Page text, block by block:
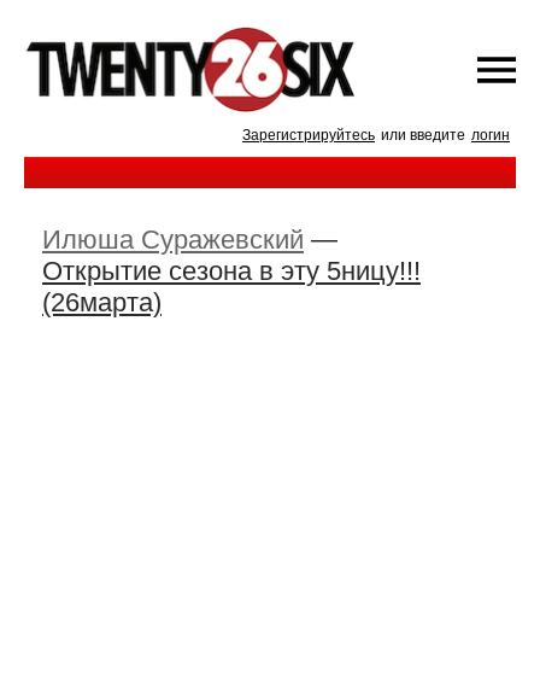
Зарегистрируйтесь или введите логин
Илюша Суражевский —
Открытие сезона в эту 5ницу!!!
(26марта)